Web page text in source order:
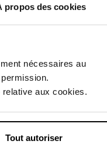
propos des cookies
nécessaires au
aux cookies.
Tout autoriser